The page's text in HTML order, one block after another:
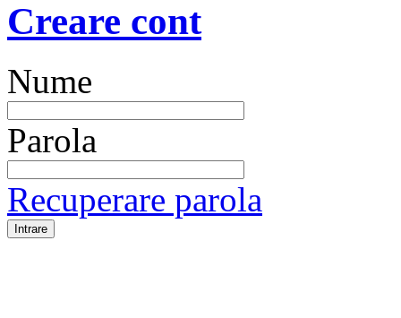
Creare cont
Nume
Parola
Recuperare parola